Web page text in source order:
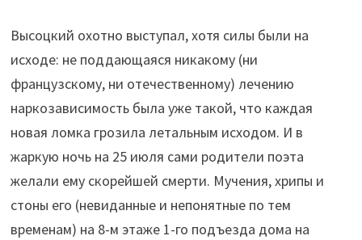
Высоцкий охотно выступал, хотя силы были на
исходе: не поддающаяся никакому (ни
французскому, ни отечественному) лечению
наркозависимость была уже такой, что каждая
новая ломка грозила летальным исходом. И в
жаркую ночь на 25 июля сами родители поэта
желали ему скорейшей смерти. Мучения, хрипы и
стоны его (невиданные и непонятные по тем
временам) на 8-м этаже 1-го подъезда дома на